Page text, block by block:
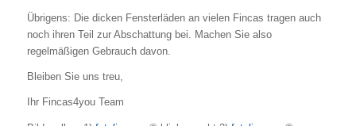
Übrigens: Die dicken Fensterläden an vielen Fincas tragen auch
noch ihren Teil zur Abschattung bei. Machen Sie also
regelmäßigen Gebrauch davon.
Bleiben Sie uns treu,
Ihr Fincas4you Team